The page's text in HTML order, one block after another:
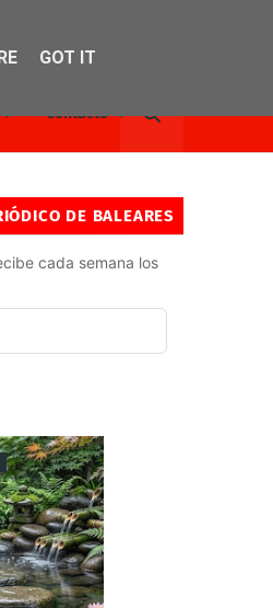
Contacto
DE BALEARES
cada semana los
GOT IT